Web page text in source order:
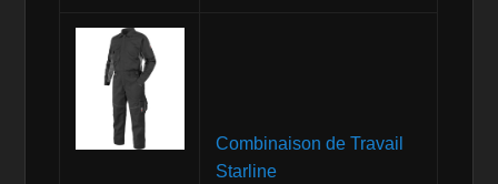
Combinaison de Travail
Starline